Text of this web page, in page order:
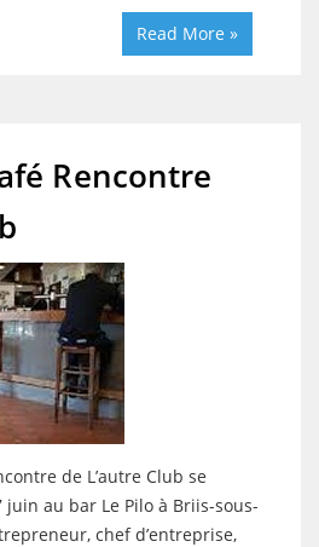
Read More »
Rencontre
de L’autre Club se
au bar Le Pilo à Briis-sous-
chef d’entreprise,